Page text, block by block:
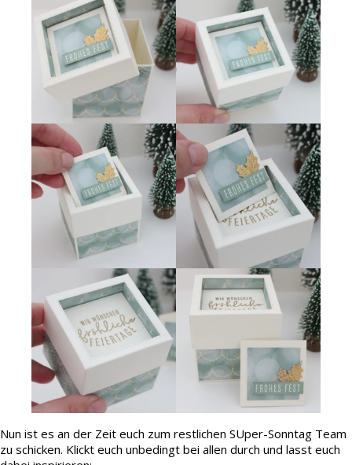
Nun ist es an der Zeit euch zum restlichen SUper-Sonntag Team
zu schicken. Klickt euch unbedingt bei allen durch und lasst euch